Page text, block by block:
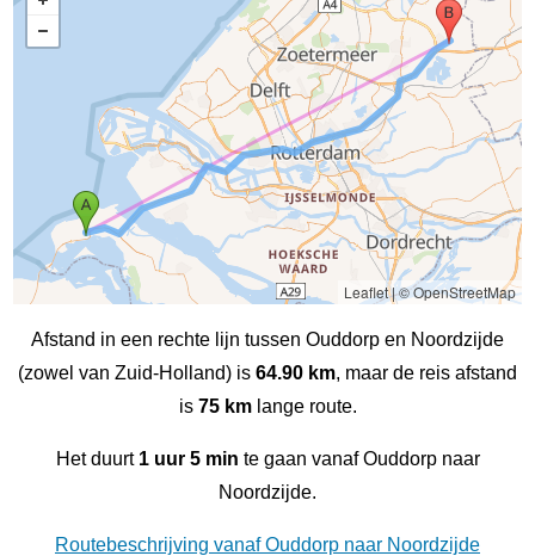
Leaflet|© OpenStreetMap
Afstand in een rechte lijn tussen Ouddorp en Noordzijde
(zowel van Zuid-Holland) is 64.90 km, maar de reis afstand
is 75 kmlange route.
Het duurt 1 uur 5 min te gaan vanaf Ouddorp naar
Noordzijde.
Routebeschrijving vanaf Ouddorp naar Noordzijde